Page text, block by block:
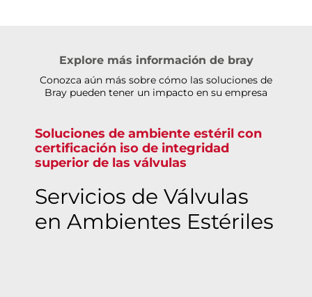
Explore más información de bray
Conozca aún más sobre cómo las soluciones de
Bray pueden tener un impacto en su empresa
Soluciones de ambiente estéril con
certificación iso de integridad
superior de las válvulas
Servicios de Válvulas
en Ambientes Estériles